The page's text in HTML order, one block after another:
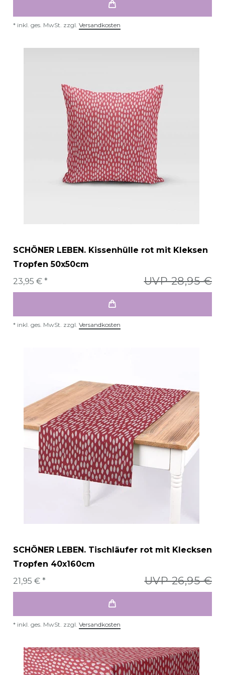
* inkl. ges. MwSt. zzgl. Versandkosten
SCHÖNER LEBEN. Kissenhülle rot mit Kleksen
Tropfen 50x50cm
UVP 28,95 €
23,95 € *
* inkl. ges. MwSt. zzgl. Versandkosten
SCHÖNER LEBEN. Tischläufer rot mit Klecksen
Tropfen 40x160cm
UVP 26,95 €
21,95 € *
* inkl. ges. MwSt. zzgl. Versandkosten